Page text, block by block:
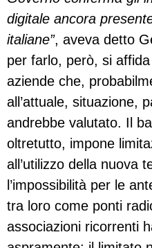
digitale ancora
italiane”, aveva detto
per farlo, però, si
aziende che,
all’attuale, situazione,
andrebbe valutato. Il
oltretutto, impone
all’utilizzo della nuova
l’impossibilità per le
tra loro come ponti
associazioni ricorrenti